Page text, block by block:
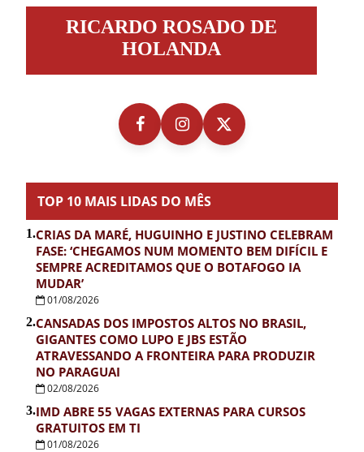
RosadoRICARDO ROSADO DE
HOLANDA
TOP 10 MAIS LIDAS DO MÊS
1.CRIAS DA MARÉ, HUGUINHO E JUSTINO CELEBRAM
FASE: ‘CHEGAMOS NUM MOMENTO BEM DIFÍCIL E
SEMPRE ACREDITAMOS QUE O BOTAFOGO IA
MUDAR’
01/08/2026
2.CANSADAS DOS IMPOSTOS ALTOS NO BRASIL,
GIGANTES COMO LUPO E JBS ESTÃO
ATRAVESSANDO A FRONTEIRA PARA PRODUZIR
NO PARAGUAI
02/08/2026
3.IMD ABRE 55 VAGAS EXTERNAS PARA CURSOS
GRATUITOS EM TI
01/08/2026